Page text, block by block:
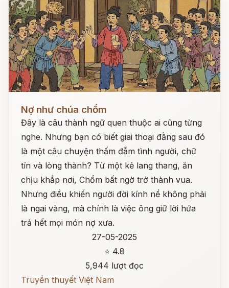
Nợ như chúa chổm
Đây là câu thành ngữ quen thuộc ai cũng từng
nghe. Nhưng bạn có biết giai thoại đằng sau đó
là một câu chuyện thấm đẫm tình người, chữ
tín và lòng thành? Từ một kẻ lang thang, ăn
chịu khắp nơi, Chổm bất ngờ trở thành vua.
Nhưng điều khiến người đời kính nể không phải
là ngai vàng, mà chính là việc ông giữ lời hứa
trả hết mọi món nợ xưa.
27-05-2025
⭐ 4.8
5,944 lượt đọc
Truyền thuyết Việt Nam